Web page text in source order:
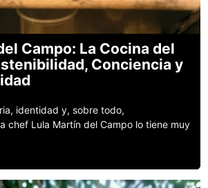
Campo: La Cocina del
Conciencia y
identidad y, sobre todo,
chef Lula Martín del Campo lo tiene muy